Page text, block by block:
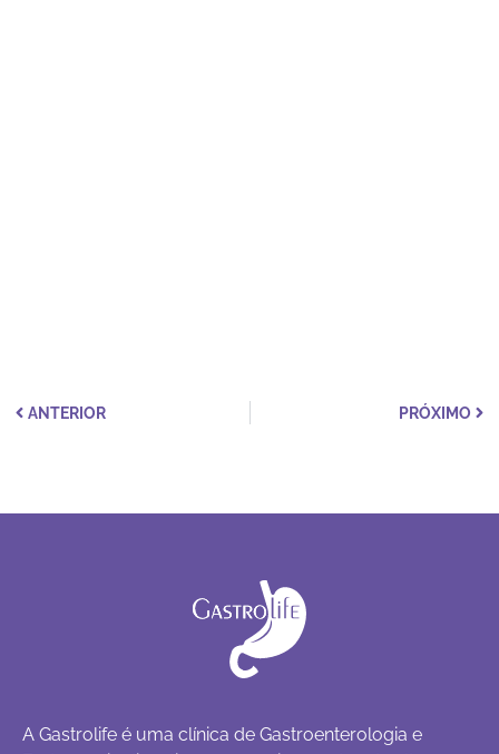
ANTERIOR PRÓXIMO
A Gastrolife é uma clínica de Gastroenterologia e